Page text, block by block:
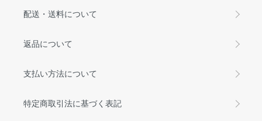
配送・送料について
返品について
支払い方法について
特定商取引法に基づく表記